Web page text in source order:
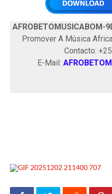
AFROBETOMUSICABOM-
Promover A Música
Contacto:
E-Mail: